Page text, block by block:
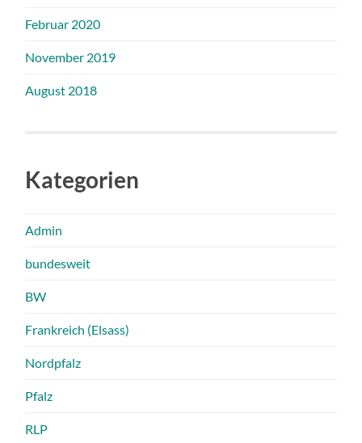
Februar 2020
November 2019
August 2018
Kategorien
Admin
bundesweit
BW
Frankreich (Elsass)
Nordpfalz
Pfalz
RLP